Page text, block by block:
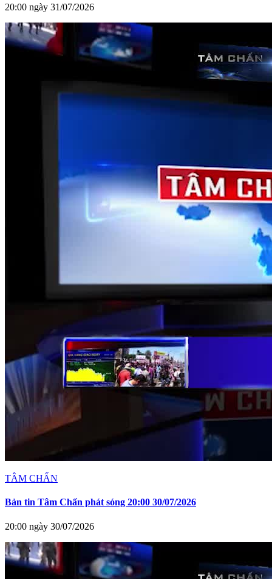
20:00 ngày 31/07/2026
TÂM CHẤN
Bản tin Tâm Chấn phát sóng 20:00 30/07/2026
20:00 ngày 30/07/2026